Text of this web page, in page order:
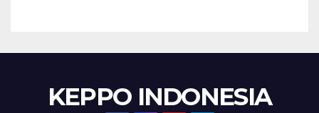
KEPPO INDONESIA